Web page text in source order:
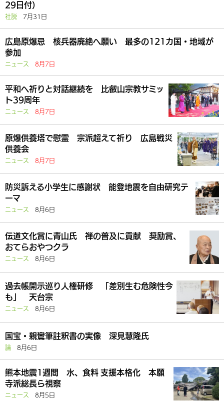
29日付）
社説 7月31日
広島原爆忌 核兵器廃絶へ願い 最多の121カ国・地域が
参加
ニュース 8月7日
平和へ祈りと対話継続を 比叡山宗教サミッ
ト39周年
ニュース 8月7日
原爆供養塔で慰霊 宗派超えて祈り 広島戦災
供養会
ニュース 8月7日
防災訴える小学生に感謝状 能登地震を自由研究テ
ーマ
ニュース 8月6日
伝道文化賞に青山氏 禅の普及に貢献 奨励賞、
おてらおやつクラ
ニュース 8月6日
過去帳開示巡り人権研修 「差別生む危険性今
も」 天台宗
ニュース 8月6日
国宝・親鸞筆註釈書の実像 深見慧隆氏
論 8月6日
熊本地震1週間 水、食料 支援本格化 本願
寺派総長ら視察
ニュース 8月5日